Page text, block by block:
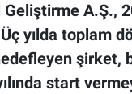
A.Ş.,
yılda toplam
şirket,
start